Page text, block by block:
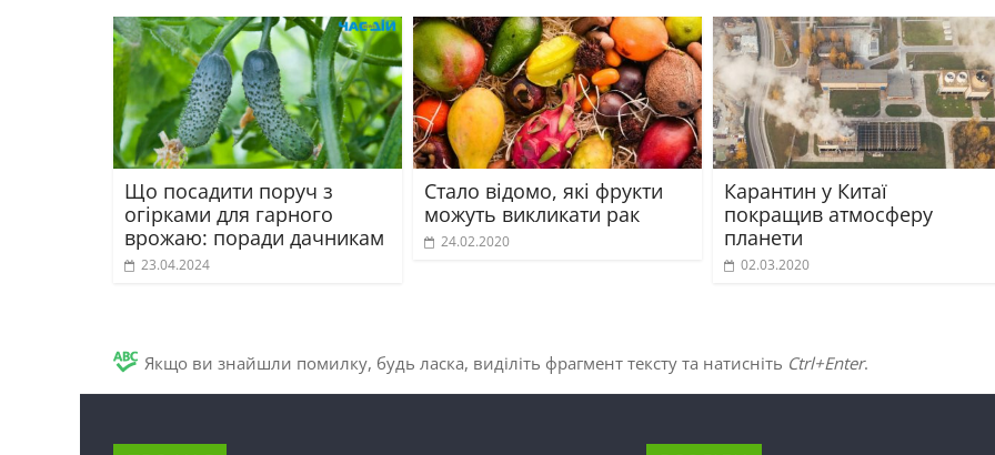
Що посадити поруч з
огірками для гарного
врожаю: поради дачникам
23.04.2024
Стало відомо, які фрукти
можуть викликати рак
24.02.2020
Карантин у Китаї
покращив атмосферу
планети
02.03.2020
Якщо ви знайшли помилку, будь ласка, виділіть фрагмент тексту та натисніть Ctrl+Enter.